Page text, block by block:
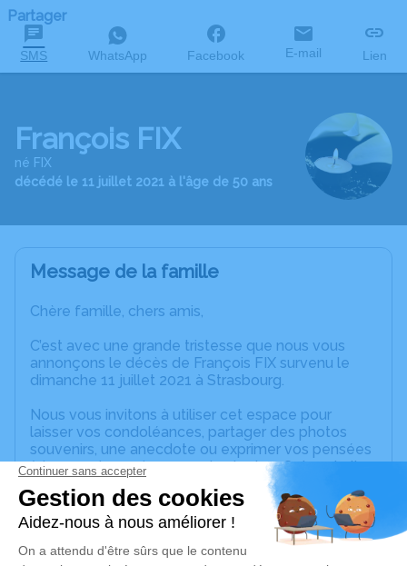
Partager
SMS WhatsApp Facebook E-mail Lien
François FIX
né FIX
décédé le 11 juillet 2021 à l'âge de 50 ans
Message de la famille
Chère famille, chers amis,
C’est avec une grande tristesse que nous vous
annonçons le décès de François FIX survenu le
dimanche 11 juillet 2021 à Strasbourg.
Nous vous invitons à utiliser cet espace pour
laisser vos condoléances, partager des photos
souvenirs, une anecdote ou exprimer vos pensées
à travers des poèmes ou des textes. Cet endroit
est un lieu d'expression dédié à honorer la
mémoire de François FIX.
Un service de plantation d’arbre hommage est
disponible ici.